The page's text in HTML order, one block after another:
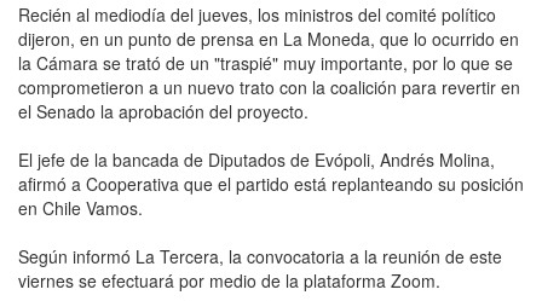
Recién al mediodía del jueves, los ministros del comité político
dijeron, en un punto de prensa en La Moneda, que lo ocurrido en
la Cámara se trató de un "traspié" muy importante, por lo que se
comprometieron a un nuevo trato con la coalición para revertir en
el Senado la aprobación del proyecto.
El jefe de la bancada de Diputados de Evópoli, Andrés Molina,
afirmó a Cooperativa que el partido está replanteando su posición
en Chile Vamos.
Según informó La Tercera, la convocatoria a la reunión de este
viernes se efectuará por medio de la plataforma Zoom.